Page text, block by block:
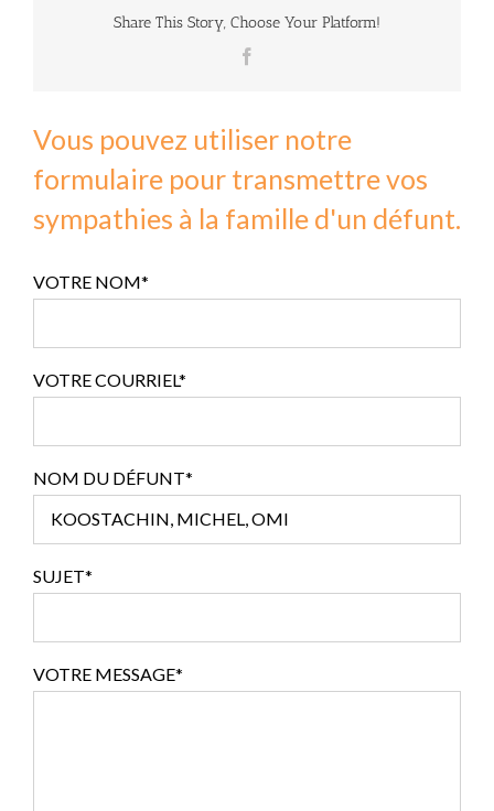
Share This Story, Choose Your Platform!
Vous pouvez utiliser notre
formulaire pour transmettre vos
sympathies à la famille d'un défunt.
VOTRE NOM*
VOTRE COURRIEL*
NOM DU DÉFUNT*
SUJET*
VOTRE MESSAGE*